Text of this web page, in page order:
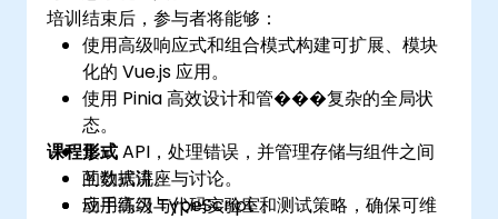
培训结束后，参与者将能够：
使用高级响应式和组合模式构建可扩展、模块
化的 Vue.js 应用。
使用 Pinia 高效设计和管���复杂的全局状
态。
集成 API，处理错误，并管理存储与组件之间
的数据流。
应用高级 TypeScript 和测试策略，确保可维
课程形式
互动式讲座与讨论。
动手练习与代码实验室。